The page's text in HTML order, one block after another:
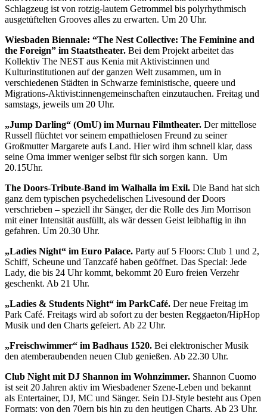
Schlagzeug ist von rotzig-lautem Getrommel bis polyrhythmisch
ausgetüftelten Grooves alles zu erwarten. Um 20 Uhr.
Wiesbaden Biennale: “The Nest Collective: The Feminine and
the Foreign” im Staatstheater. Bei dem Projekt arbeitet das
Kollektiv The NEST aus Kenia mit Aktivist:innen und
Kulturinstitutionen auf der ganzen Welt zusammen, um in
verschiedenen Städten in Schwarze feministische, queere und
Migrations-Aktivist:innengemeinschaften einzutauchen. Freitag und
samstags, jeweils um 20 Uhr.
„Jump Darling“ (OmU) im Murnau Filmtheater. Der mittellose
Russell flüchtet vor seinem empathielosen Freund zu seiner
Großmutter Margarete aufs Land. Hier wird ihm schnell klar, dass
seine Oma immer weniger selbst für sich sorgen kann. Um
20.15Uhr.
The Doors-Tribute-Band im Walhalla im Exil. Die Band hat sich
ganz dem typischen psychedelischen Livesound der Doors
verschrieben – speziell ihr Sänger, der die Rolle des Jim Morrison
mit einer Intensität ausfüllt, als wär dessen Geist leibhaftig in ihn
gefahren. Um 20.30 Uhr.
„Ladies Night“ im Euro Palace. Party auf 5 Floors: Club 1 und 2,
Schiff, Scheune und Tanzcafé haben geöffnet. Das Special: Jede
Lady, die bis 24 Uhr kommt, bekommt 20 Euro freien Verzehr
geschenkt. Ab 21 Uhr.
„Ladies & Students Night“ im ParkCafé. Der neue Freitag im
Park Café. Freitags wird ab sofort zu der besten Reggaeton/HipHop
Musik und den Charts gefeiert. Ab 22 Uhr.
„Freischwimmer“ im Badhaus 1520. Bei elektronischer Musik
den atemberaubenden neuen Club genießen. Ab 22.30 Uhr.
Club Night mit DJ Shannon im Wohnzimmer. Shannon Cuomo
ist seit 20 Jahren aktiv im Wiesbadener Szene-Leben und bekannt
als Entertainer, DJ, MC und Sänger. Sein DJ-Style besteht aus Open
Formats: von den 70ern bis hin zu den heutigen Charts. Ab 23 Uhr.